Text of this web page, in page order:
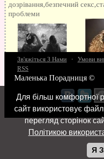
дозрівання,безпечний
проблеми
15 запитань про секс Як досягти
Позбуваємось синців
робити мінєт"Люблю" і "кохаю" різниця
Зв'яжіться З Нами · Умови
RSS
Маленька Порадниця ©
Для більш комфортної
сайт використовує
перегляд сторінок
Політикою
Я